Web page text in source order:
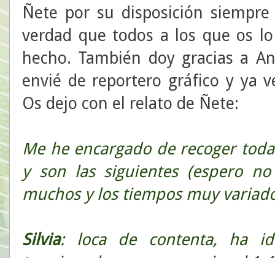
Ñete por su disposición
verdad que todos a los que os
hecho. También doy gracias a
envié de reportero gráfico y ya
Os dejo con el relato de Ñete:
Me he encargado de recoger
y son las siguientes (espero
muchos y los tiempos muy
Silvia: loca de contenta, ha